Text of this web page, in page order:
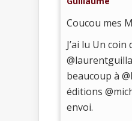
Coucou mes
J’ai lu Un
beaucoup à
éditions
envoi.